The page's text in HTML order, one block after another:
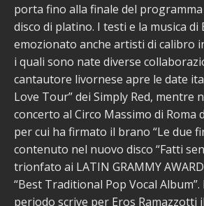
porta fino alla finale del
disco di platino. I testi e la musica di
emozionato anche artisti di calibro
i quali sono nate diverse
cantautore livornese apre le date
Love Tour” dei Simply Red, mentre
concerto al Circo Massimo di Roma
per cui ha firmato il brano “Le due
contenuto nel nuovo disco “Fatti
trionfato ai LATIN GRAMMY
“Best Traditional Pop Vocal
periodo scrive per Eros Ramazzotti